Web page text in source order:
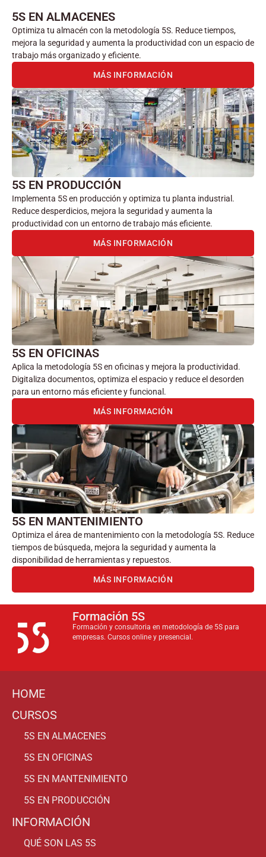
5S EN ALMACENES
Optimiza tu almacén con la metodología 5S. Reduce tiempos,
mejora la seguridad y aumenta la productividad con un espacio de
trabajo más organizado y eficiente.
MÁS INFORMACIÓN
5S EN PRODUCCIÓN
Implementa 5S en producción y optimiza tu planta industrial.
Reduce desperdicios, mejora la seguridad y aumenta la
productividad con un entorno de trabajo más eficiente.
MÁS INFORMACIÓN
5S EN OFICINAS
Aplica la metodología 5S en oficinas y mejora la productividad.
Digitaliza documentos, optimiza el espacio y reduce el desorden
para un entorno más eficiente y funcional.
MÁS INFORMACIÓN
5S EN MANTENIMIENTO
Optimiza el área de mantenimiento con la metodología 5S. Reduce
tiempos de búsqueda, mejora la seguridad y aumenta la
disponibilidad de herramientas y repuestos.
MÁS INFORMACIÓN
Formación 5S
Formación y consultoria en metodología de 5S para
empresas. Cursos online y presencial.
HOME
CURSOS
5S EN ALMACENES
5S EN OFICINAS
5S EN MANTENIMIENTO
5S EN PRODUCCIÓN
INFORMACIÓN
QUÉ SON LAS 5S